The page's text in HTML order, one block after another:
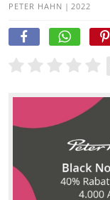
PETER HAHN | 2022